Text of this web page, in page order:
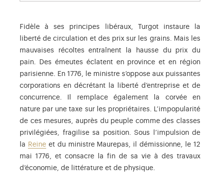
Fidèle à ses principes libéraux, Turgot instaure la
liberté de circulation et des prix sur les grains. Mais les
mauvaises récoltes entraînent la hausse du prix du
pain. Des émeutes éclatent en province et en région
parisienne. En 1776, le ministre s’oppose aux puissantes
corporations en décrétant la liberté d’entreprise et de
concurrence. Il remplace également la corvée en
nature par une taxe sur les propriétaires. L’impopularité
de ces mesures, auprès du peuple comme des classes
privilégiées, fragilise sa position. Sous l’impulsion de
la Reineet du ministre Maurepas, il démissionne, le 12
mai 1776, et consacre la fin de sa vie à des travaux
d’économie, de littérature et de physique.